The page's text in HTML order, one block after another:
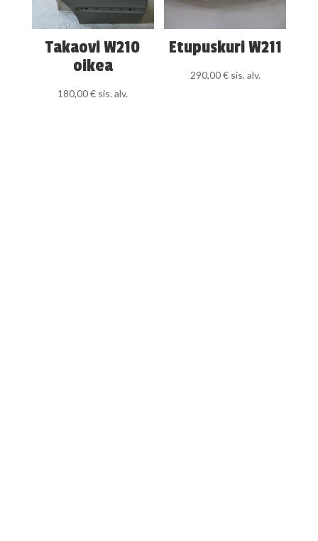
Takaovi W210
oikea
180,00€ sis. alv.
Etupuskuri W211
290,00€ sis. alv.